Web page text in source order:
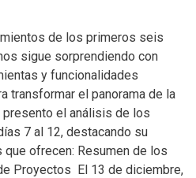
de los primeros seis
sigue sorprendiendo con
y funcionalidades
transformar el panorama de la
el análisis de los
7 al 12, destacando su
ofrecen: Resumen de los
Proyectos El 13 de diciembre,